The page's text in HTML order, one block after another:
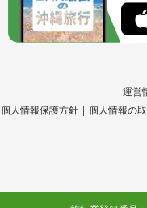
運営
個人情報保護方針
個人情報の